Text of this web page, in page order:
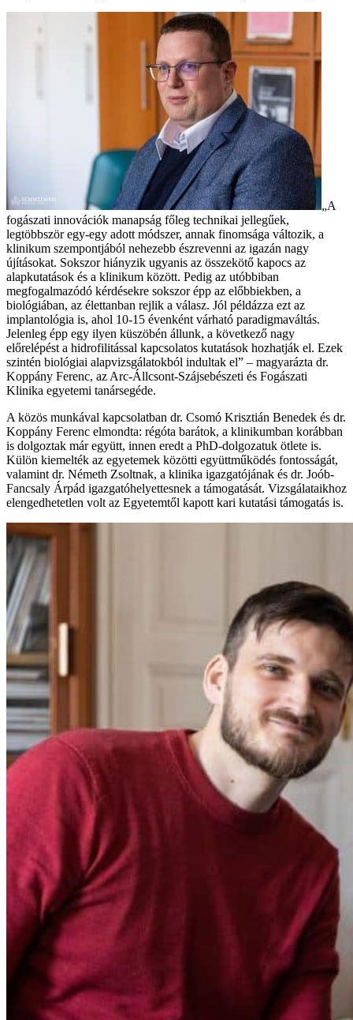
„A
fogászati innovációk manapság főleg technikai jellegűek,
legtöbbször egy-egy adott módszer, annak finomsága változik, a
klinikum szempontjából nehezebb észrevenni az igazán nagy
újításokat. Sokszor hiányzik ugyanis az összekötő kapocs az
alapkutatások és a klinikum között. Pedig az utóbbiban
megfogalmazódó kérdésekre sokszor épp az előbbiekben, a
biológiában, az élettanban rejlik a válasz. Jól példázza ezt az
implantológia is, ahol 10-15 évenként várható paradigmaváltás.
Jelenleg épp egy ilyen küszöbén állunk, a következő nagy
előrelépést a hidrofilitással kapcsolatos kutatások hozhatják el. Ezek
szintén biológiai alapvizsgálatokból indultak el” – magyarázta dr.
Koppány Ferenc, az Arc-Állcsont-Szájsebészeti és Fogászati
Klinika egyetemi tanársegéde.
A közös munkával kapcsolatban dr. Csomó Krisztián Benedek és dr.
Koppány Ferenc elmondta: régóta barátok, a klinikumban korábban
is dolgoztak már együtt, innen eredt a PhD-dolgozatuk ötlete is.
Külön kiemelték az egyetemek közötti együttműködés fontosságát,
valamint dr. Németh Zsoltnak, a klinika igazgatójának és dr. Joób-
Fancsaly Árpád igazgatóhelyettesnek a támogatását. Vizsgálataikhoz
elengedhetetlen volt az Egyetemtől kapott kari kutatási támogatás is.